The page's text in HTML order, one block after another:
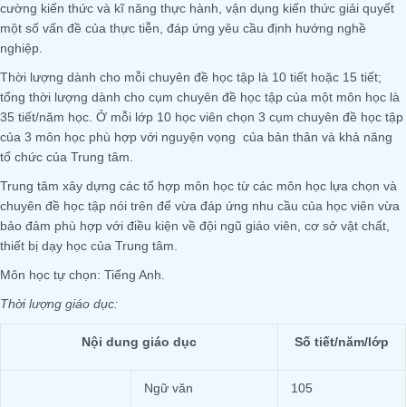
cường kiến thức và kĩ năng thực hành, vận dụng kiến thức giải quyết
một số vấn đề của thực tiễn, đáp ứng yêu cầu định hướng nghề
nghiệp.
Thời lượng dành cho mỗi chuyên đề học tập là 10 tiết hoặc 15 tiết;
tổng thời lượng dành cho cụm chuyên đề học tập của một môn học là
35 tiết/năm học. Ở mỗi lớp 10 học viên chọn 3 cụm chuyên đề học tập
của 3 môn học phù hợp với nguyện vọng của bản thân và khả năng
tổ chức của Trung tâm.
Trung tâm xây dựng các tổ hợp môn học từ các môn học lựa chọn và
chuyên đề học tập nói trên để vừa đáp ứng nhu cầu của học viên vừa
bảo đảm phù hợp với điều kiện về đội ngũ giáo viên, cơ sở vật chất,
thiết bị dạy học của Trung tâm.
Môn học tự chọn: Tiếng Anh.
Thời lượng giáo dục:
Nội dung giáo dục Số tiết/năm/lớp
Ngữ văn 105